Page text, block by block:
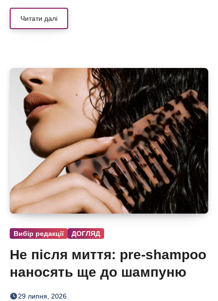
Читати далі
Вибір редакції ДОГЛЯД
Не після миття: pre-shampoo
наносять ще до шампуню
29 липня, 2026